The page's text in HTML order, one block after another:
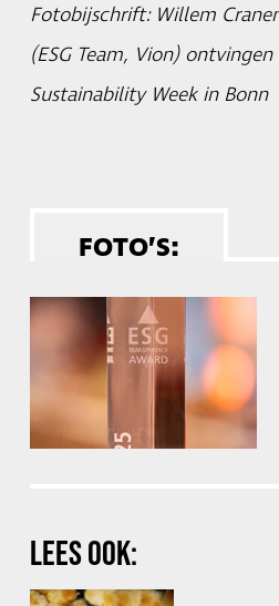
Fotobijschrift: Willem
(ESG Team, Vion)
Sustainability Week in Bonn
FOTO’S:
LEES OOK: